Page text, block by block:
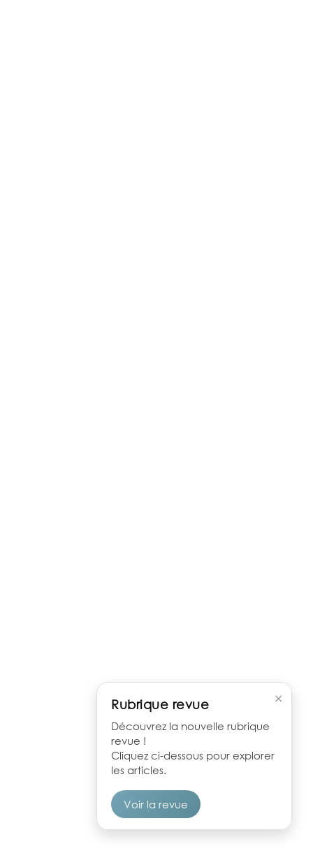
Rubrique revue
Découvrez la nouvelle rubrique
revue !
Cliquez ci-dessous pour explorer
les articles.
Voir la revue
×